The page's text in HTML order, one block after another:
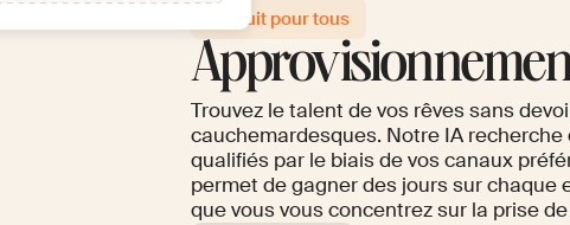
Charge administrative
RH, juridique et finance
Gratuit pour tous
Trouvez le talent de vos rêves sans
cauchemardesques. Notre IA
qualifiés par le biais de vos canaux
permet de gagner des jours sur chaque
que vous vous concentrez sur la prise